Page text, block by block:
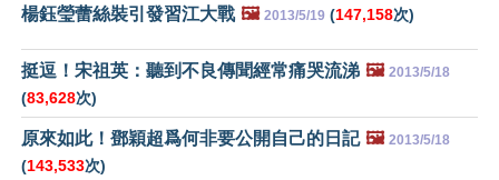
楊鈺瑩蕾絲裝引發習江大戰 🖼️ 2013/5/19 (147,158次)
挺逗！宋祖英：聽到不良傳聞經常痛哭流涕 🖼️ 2013/5/18
(83,628次)
原來如此！鄧穎超爲何非要公開自己的日記 🖼️ 2013/5/18
(143,533次)